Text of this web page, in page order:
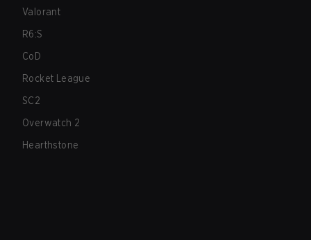
Valorant
R6:S
CoD
Rocket League
SC2
Overwatch 2
Hearthstone